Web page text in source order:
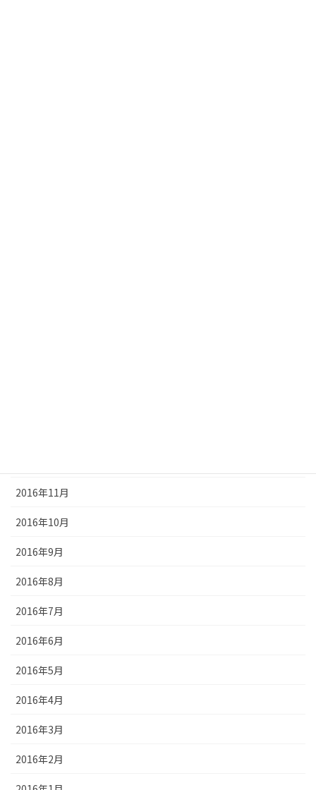
2016年11月
2016年10月
2016年9月
2016年8月
2016年7月
2016年6月
2016年5月
2016年4月
2016年3月
2016年2月